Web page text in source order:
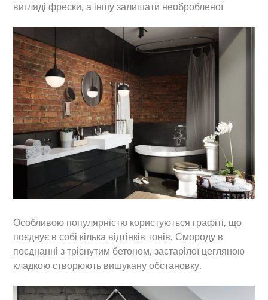
вигляді фрески, а іншу залишати необробленої
Особливою популярністю користуються графіті, що
поєднує в собі кілька відтінків тонів. Смороду в
поєднанні з тріснутим бетоном, застарілої цегляною
кладкою створюють вишукану обстановку.